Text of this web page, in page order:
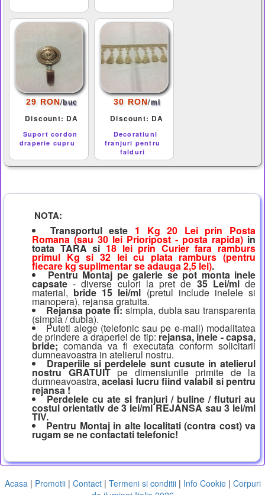
29 RON/buc
Discount: DA
Suport cordon
draperie cupru
30 RON/ml
Discount: DA
Decoratiuni
franjuri pentru
falduri
NOTA:
Transportul este 1 Kg 20 Lei prin Posta
Romana (sau 30 lei Prioripost - posta rapida) in
toata TARA si 18 lei prin Curier fara ramburs
primul Kg si 32 lei cu plata ramburs (pentru
fiecare kg suplimentar se adauga 2,5 lei).
Pentru Montaj pe galerie se pot monta inele
capsate - diverse culori la pret de 35 Lei/mlde
material, bride 15 lei/ml (pretul include inelele si
manopera), rejansa gratuita.
Rejansa poate fi: simpla, dubla sau transparenta
(simpla / dubla).
Puteti alege (telefonic sau pe e-mail) modalitatea
de prindere a draperiei de tip: rejansa, inele - capsa,
bride; comanda va fi executata conform solicitarii
dumneavoastra in atelierul nostru.
Draperiile si perdelele sunt cusute in atelierul
nostru GRATUITpe dimensiunile primite de la
dumneavoastra, acelasi lucru fiind valabil si pentru
rejansa !
Perdelele cu ate si franjuri / buline / fluturi au
costul orientativ de 3 lei/ml REJANSA sau 3 lei/ml
TIV.
Pentru Montaj in alte localitati (contra cost) va
rugam se ne contactati telefonic!
Acasa | Promotii| Contact| Termeni si conditii| Info Cookie| Corpuri